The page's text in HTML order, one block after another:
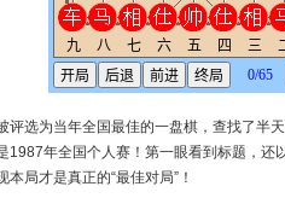
评选为当年全国最佳的一盘棋，查找了半
1987年全国个人赛！第一眼看到标题，
本局才是真正的“最佳对局”！